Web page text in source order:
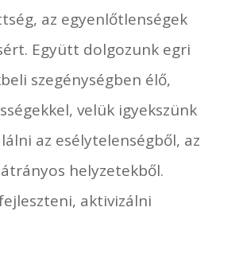
az egyenlőtlenségek
Együtt dolgozunk egri
szegénységben élő,
velük igyekszünk
az esélytelenségből, az
helyzetekből.
aktivizálni